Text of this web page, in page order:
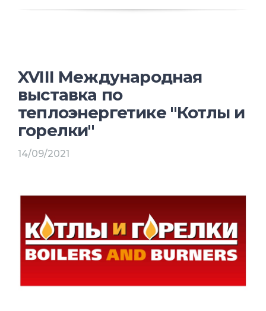
XVIII Международная
выставка по
теплоэнергетике "Котлы и
горелки"
14/09/2021